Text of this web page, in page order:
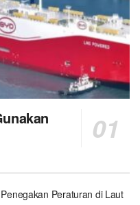
Peraturan di Laut